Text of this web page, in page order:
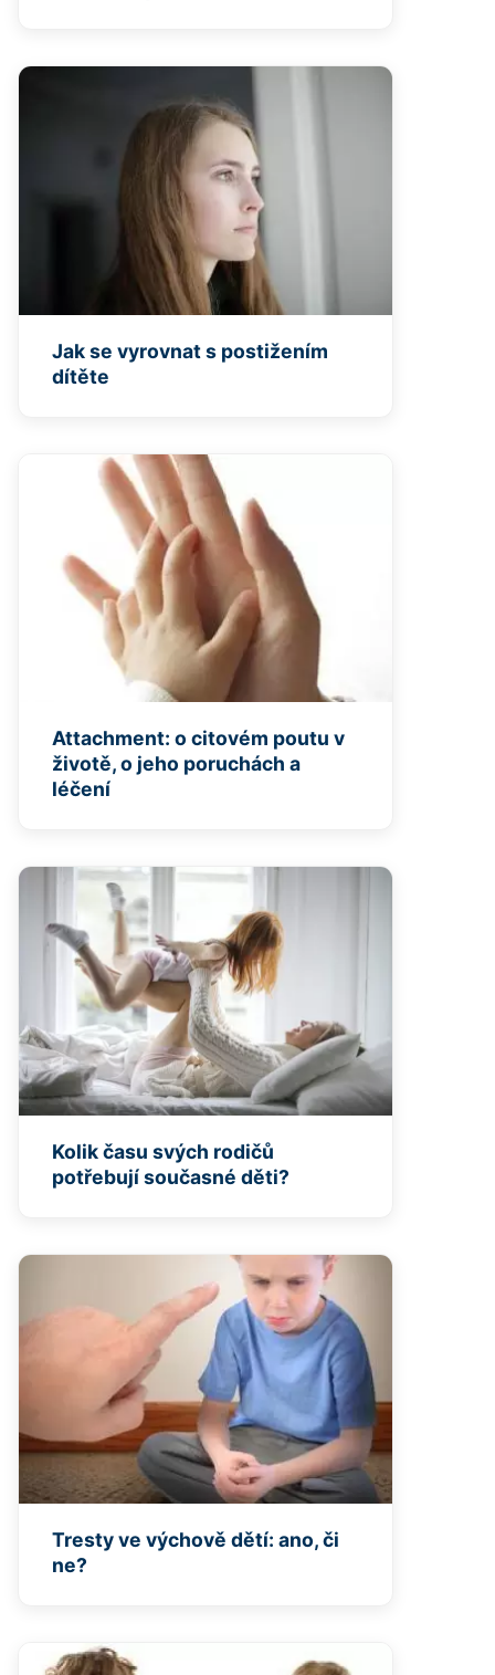
Jak se vyrovnat s postižením
dítěte
Attachment: o citovém poutu v
životě, o jeho poruchách a
léčení
Kolik času svých rodičů
potřebují současné děti?
Tresty ve výchově dětí: ano, či
ne?